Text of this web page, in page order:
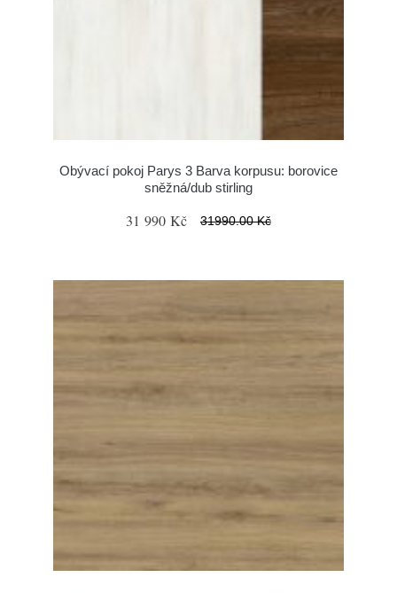
Obývací pokoj Parys 3 Barva korpusu: borovice
sněžná/dub stirling
31 990 Kč 31990.00 Kč